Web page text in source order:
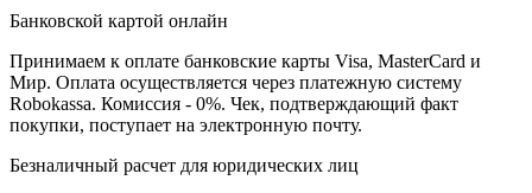
Банковской картой онлайн
Принимаем к оплате банковские карты Visa, MasterCard и
Мир. Оплата осуществляется через платежную систему
Robokassa. Комиссия - 0%. Чек, подтверждающий факт
покупки, поступает на электронную почту.
Безналичный расчет для юридических лиц